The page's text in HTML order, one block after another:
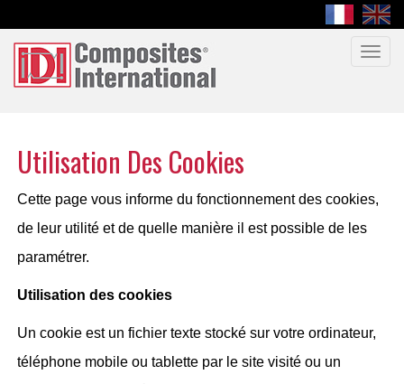
Utilisation Des Cookies
Cette page vous informe du fonctionnement des cookies,
de leur utilité et de quelle manière il est possible de les
paramétrer.
Utilisation des cookies
Un cookie est un fichier texte stocké sur votre ordinateur,
téléphone mobile ou tablette par le site visité ou un